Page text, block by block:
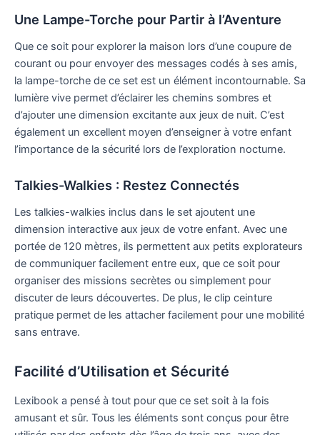
Une Lampe-Torche pour Partir à l’Aventure
Que ce soit pour explorer la maison lors d’une coupure de
courant ou pour envoyer des messages codés à ses amis,
la lampe-torche de ce set est un élément incontournable. Sa
lumière vive permet d’éclairer les chemins sombres et
d’ajouter une dimension excitante aux jeux de nuit. C’est
également un excellent moyen d’enseigner à votre enfant
l’importance de la sécurité lors de l’exploration nocturne.
Talkies-Walkies : Restez Connectés
Les talkies-walkies inclus dans le set ajoutent une
dimension interactive aux jeux de votre enfant. Avec une
portée de 120 mètres, ils permettent aux petits explorateurs
de communiquer facilement entre eux, que ce soit pour
organiser des missions secrètes ou simplement pour
discuter de leurs découvertes. De plus, le clip ceinture
pratique permet de les attacher facilement pour une mobilité
sans entrave.
Facilité d’Utilisation et Sécurité
Lexibook a pensé à tout pour que ce set soit à la fois
amusant et sûr. Tous les éléments sont conçus pour être